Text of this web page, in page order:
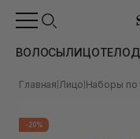
ВОЛОСЫЛИЦОТЕЛО
Главная Лицо Наборы по
-20%